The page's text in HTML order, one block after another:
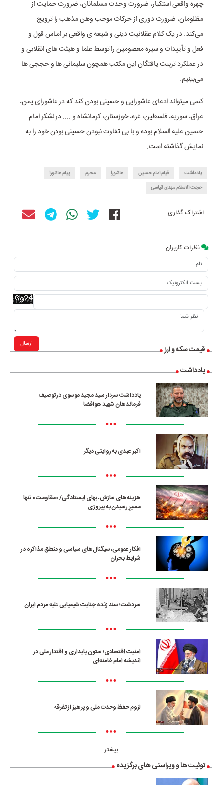
قیمت سکه و ارز
یادداشت
یادداشت سردار سید مجید موسوی در توصیف
فرماندهان شهید هوافضا
•••
اکبر عبدی به روایتی دیگر
•••
هزینه‌های سازش، بهای ایستادگی/ «مقاومت» تنها
مسیرِ رسیدن به پیروزی
•••
افکار عمومی، سیگنال‌های سیاسی و منطق مذاکره در
شرایط بحران
•••
سردشت؛ سند زنده جنایت شیمیایی علیه مردم ایران
•••
امنیت اقتصادی؛ ستون پایداری و اقتدار ملی در
اندیشه امام خامنه‌ای
•••
لزوم حفظ وحدت ملی و پرهیز از تفرقه
•••
بیشتر
توئیت ها و ویراستی های برگزیده
چهره واقعی استکبار، ضرورت وحدت مسلمانان، ضرورت حمایت از
مظلومان، ضرورت دوری از حرکات موجب وهن مذهب را ترویج
می‌کند. در یک کلام عقلانیت دینی و شیعه ی واقعی بر اساس قول و
فعل و تأییدات و سیره معصومین را توسط علما و هیئت های انقلابی و
در عملکرد تربیت یافتگان این مکتب همچون سلیمانی ها و حججی ها
می‌بینیم.
کسی میتواند ادعای عاشورایی و حسینی بودن کند که در عاشورای یمن،
عراق، سوریه، فلسطین، غزه، خوزستان، کرمانشاه و .... در لشکر امام
حسین علیه السلام بوده و با بی تفاوت نبودن حسینی بودن خود را به
نمایش گذاشته است.
یادداشت قیام امام حسین عاشورا محرم
پیام عاشورا
حجت الاسلام مهدی قیاسی
اشتراک گذاری
نظرات کاربران
ارسال